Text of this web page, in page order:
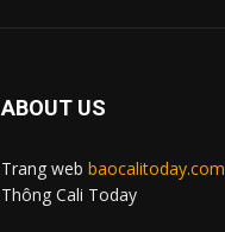
ABOUT US
Trang web baocalitoday.com
Thông Cali Today